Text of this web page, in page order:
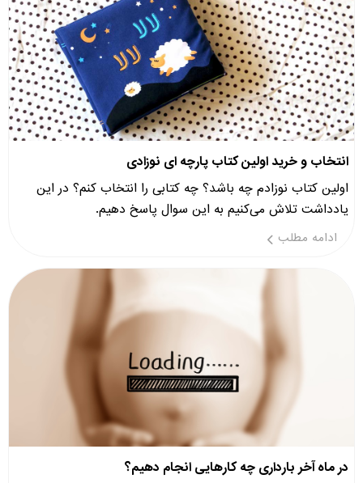
انتخاب و خرید اولین کتاب پارچه ای نوزادی
اولین کتاب نوزادم چه باشد؟ چه کتابی را انتخاب کنم؟ در این
یادداشت تلاش می‌کنیم به این سوال پاسخ دهیم.
ادامه مطلب
در ماه آخر بارداری چه کارهایی انجام دهیم؟